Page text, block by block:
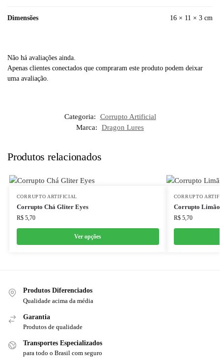
Dimensões 16 × 11 × 3 cm
Não há avaliações ainda.
Apenas clientes conectados que compraram este produto podem deixar
uma avaliação.
Categoria:
Corrupto Artificial
Marca:
Dragon Lures
Produtos relacionados
CORRUPTO ARTIFICIAL
Corrupto Chá Gliter Eyes
R$5,70
Ver opções
CORRUPTO
Corrupto
R$5,70
Produtos Diferenciados
Qualidade acima da média
Garantia
Produtos de qualidade
Transportes Especializados
para todo o Brasil com seguro